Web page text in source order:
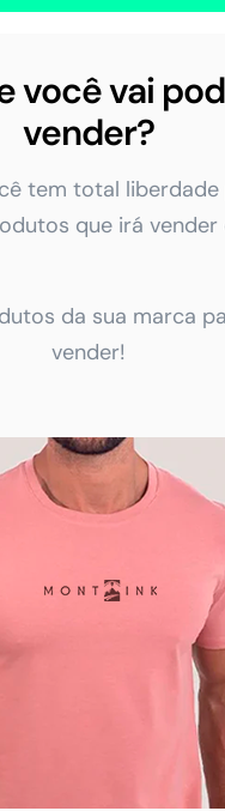
você vai
vender?
tem total liberdade
que irá vender
da sua marca
vender!